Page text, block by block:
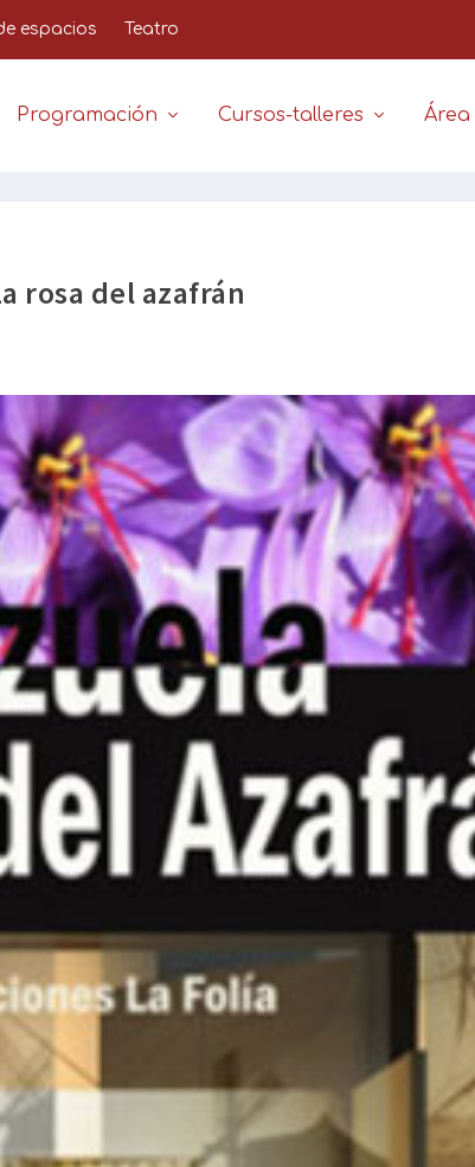
espacios Teatro
Programación Cursos-talleres
rosa del azafrán